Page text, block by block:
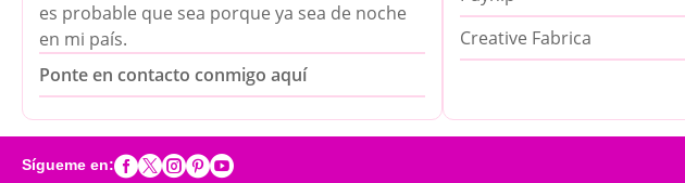
es probable que sea porque ya sea de noche
en mi país.
Ponte en contacto conmigo aquí
Creative Fabrica
Sígueme en: